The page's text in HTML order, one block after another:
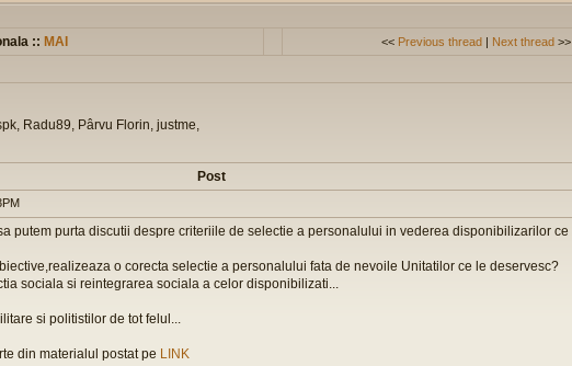
:: MAI << Previous thread | Next thread >>
Radu89, Pârvu Florin, justme,
Post
putem purta discutii despre criteriile de selectie a personalului in vederea disponibilizarilor ce
o corecta selectie a personalului fata de nevoile Unitatilor ce le deservesc?
sociala si reintegrarea sociala a celor disponibilizati...
si politistilor de tot felul...
din materialul postat pe LINK